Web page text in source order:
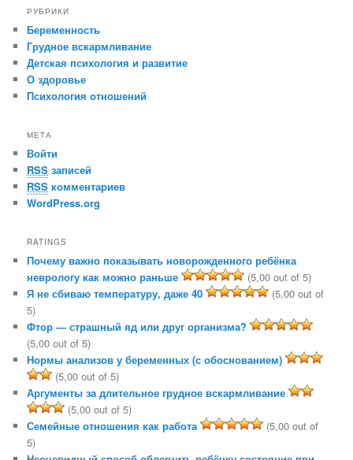
РУБРИКИ
Беременность
Грудное вскармливание
Детская психология и развитие
О здоровье
Психология отношений
МЕТА
Войти
RSS записей
RSS комментариев
WordPress.org
RATINGS
Почему важно показывать новорожденного ребёнка
неврологу как можно раньше
(5,00 out of 5)
Я не сбиваю температуру, даже 40
(5,00 out of
5)
Фтор — страшный яд или друг организма?
(5,00 out of 5)
Нормы анализов у беременных (с обоснованием)
(5,00 out of 5)
Аргументы за длительное грудное вскармливание
(5,00 out of 5)
Семейные отношения как работа
(5,00 out of
5)